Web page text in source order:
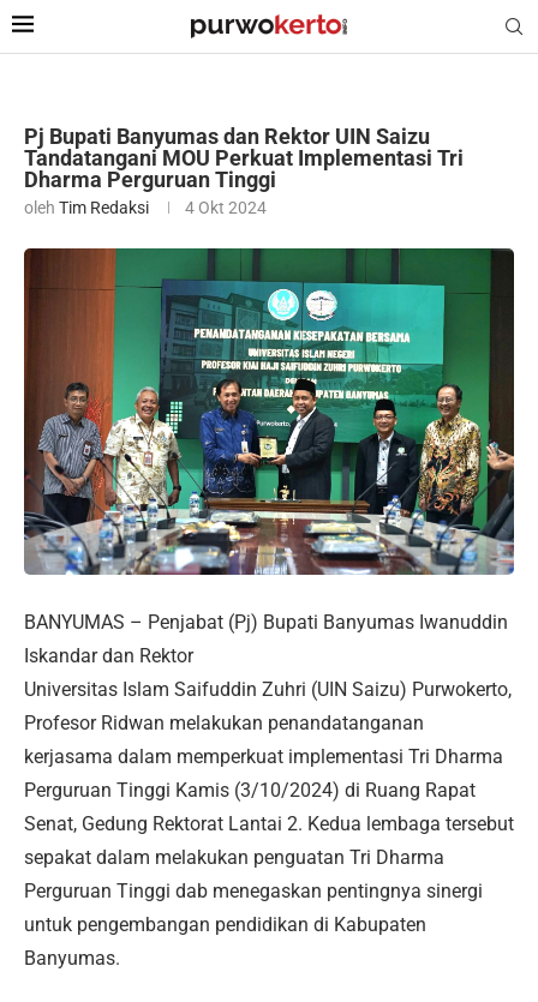
Pj Bupati Banyumas dan Rektor UIN Saizu
Tandatangani MOU Perkuat Implementasi Tri
Dharma Perguruan Tinggi
oleh Tim Redaksi 4 Okt 2024
BANYUMAS – Penjabat (Pj) Bupati Banyumas Iwanuddin
Iskandar dan Rektor
Universitas Islam Saifuddin Zuhri (UIN Saizu) Purwokerto,
Profesor Ridwan melakukan penandatanganan
kerjasama dalam memperkuat implementasi Tri Dharma
Perguruan Tinggi Kamis (3/10/2024) di Ruang Rapat
Senat, Gedung Rektorat Lantai 2. Kedua lembaga tersebut
sepakat dalam melakukan penguatan Tri Dharma
Perguruan Tinggi dab menegaskan pentingnya sinergi
untuk pengembangan pendidikan di Kabupaten
Banyumas.